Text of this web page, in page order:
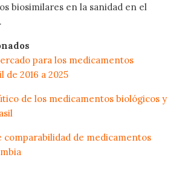
biosimilares en la sanidad en el
para los medicamentos
de 2016 a 2025
de los medicamentos biológicos y
comparabilidad de medicamentos